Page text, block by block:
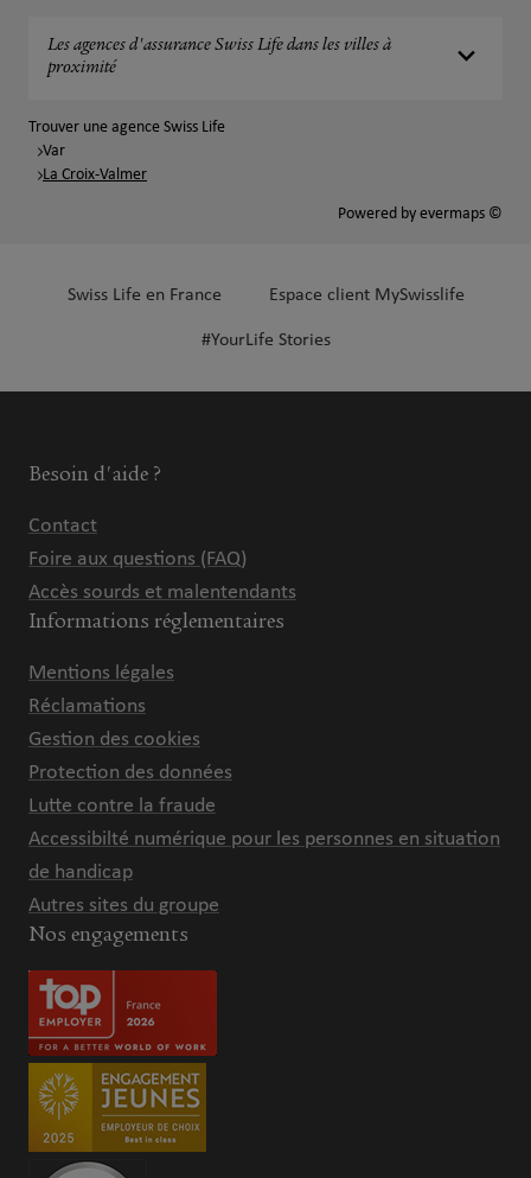
Les agences d'assurance Swiss Life dans les villes à
proximité
Trouver une agence Swiss Life
Var
La Croix-Valmer
Powered by evermaps ©
Swiss Life en France Espace client MySwisslife
#YourLife Stories
Besoin d'aide ?
Contact
Foire aux questions (FAQ)
Accès sourds et malentendants
Informations réglementaires
Mentions légales
Réclamations
Gestion des cookies
Protection des données
Lutte contre la fraude
Accessibilté numérique pour les personnes en situation
de handicap
Autres sites du groupe
Nos engagements